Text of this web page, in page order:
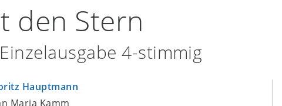
den Stern
4-stimmig
Hauptmann
Maria Kamm